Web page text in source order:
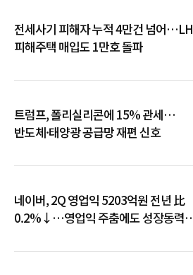
전세사기 피해자 누적 4만건 넘어…LH
피해주택 매입도 1만호 돌파
트럼프, 폴리실리콘에 15% 관세…
반도체·태양광 공급망 재편 신호
네이버, 2Q 영업익 5203억원 전년 比
0.2%↓…영업익 주춤에도 성장동력